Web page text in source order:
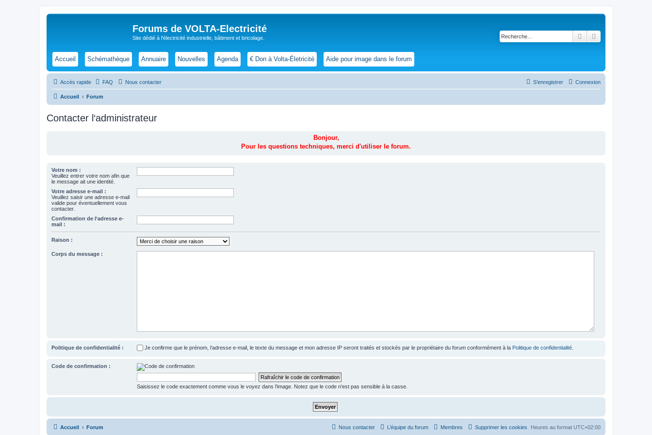
Forums de VOLTA-Electricité
Site dédié à l'électricité industrielle, bâtiment et bricolage. Rechercher
Accueil Schémathèque Annuaire Nouvelles Agenda € Don à Volta-Életricité Aide pour image dans le forum
Accès rapide FAQ Nous contacter Connexion
S’enregistrer
Accueil Forum
Contacter l‘administrateur
Bonjour,
Pour les questions techniques, merci d'utiliser le forum.
Votre nom :
Veuillez entrer votre nom afin que
le message ait une identité.
Votre adresse e-mail :
Veuillez saisir une adresse e-mail
valide pour éventuellement vous
contacter.
Confirmation de l‘adresse e-
mail :
Raison :
Corps du message :
Politique de confidentialité : Je confirme que le prénom, l‘adresse e-mail, le texte du message et mon adresse IP seront traités et stockés par le propriétaire du forum conformément à la Politique de confidentialité
Code de confirmation :
Saisissez le code exactement comme vous le voyez dans l’image. Notez que le code n’est pas sensible à la casse.
Accueil Forum Heures au format UTC+02:00
Supprimer les cookies
Membres
L’équipe du forum
Nous contacter